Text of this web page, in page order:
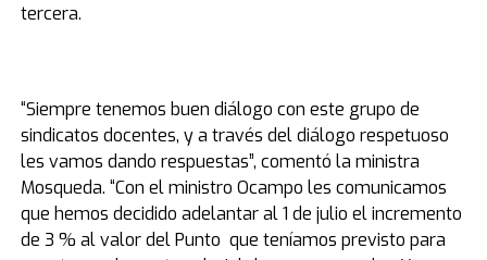
tercera.
“Siempre tenemos buen diálogo con este grupo de
sindicatos docentes, y a través del diálogo respetuoso
les vamos dando respuestas”, comentó la ministra
Mosqueda. “Con el ministro Ocampo les comunicamos
que hemos decidido adelantar al 1 de julio el incremento
de 3 % al valor del Punto que teníamos previsto para